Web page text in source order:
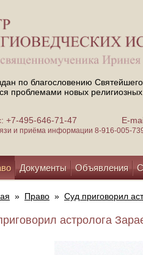
по благословению
проблемами новых религиозных
+7-495-646-71-47 E-
и приёма информации 8-916-005-
Документы Объявления
» Право » Суд приговорил
астролога